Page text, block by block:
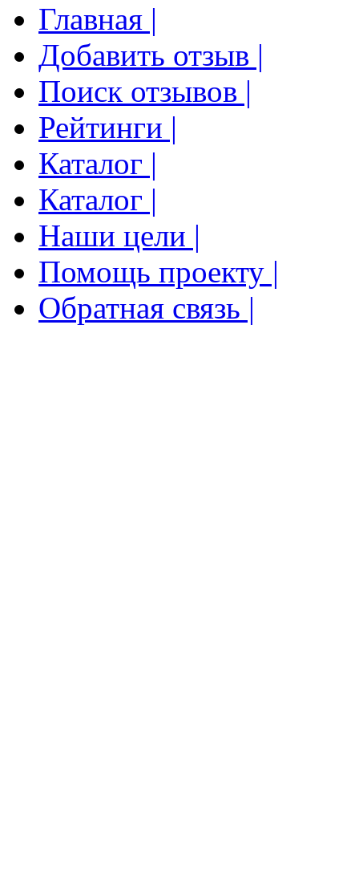
Главная |
Добавить отзыв |
Поиск отзывов |
Рейтинги |
Каталог |
Каталог |
Наши цели |
Помощь проекту |
Обратная связь |